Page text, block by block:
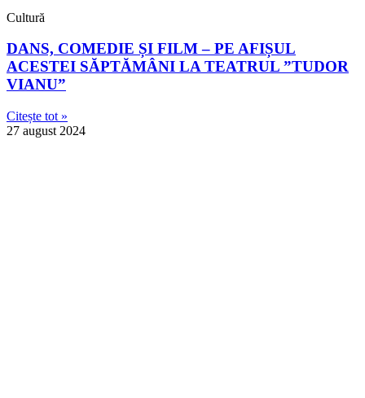
Cultură
DANS, COMEDIE ȘI FILM – PE AFIȘUL
ACESTEI SĂPTĂMÂNI LA TEATRUL ”TUDOR
VIANU”
Citește tot »
27 august 2024